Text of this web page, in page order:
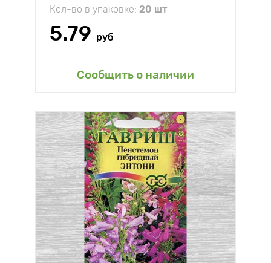
Кол-во в упаковке: 20 шт
5.79 руб
Сообщить о наличии